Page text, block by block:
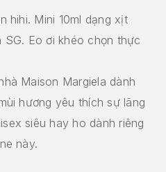
hihi. Mini 10ml dạng xịt
SG. Eo ơi khéo chọn thực
Maison Margiela dành
hương yêu thích sự lãng
siêu hay ho dành riêng
này.